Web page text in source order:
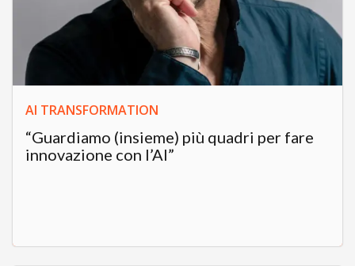
AI TRANSFORMATION
“Guardiamo (insieme) più quadri per fare
innovazione con l’AI”